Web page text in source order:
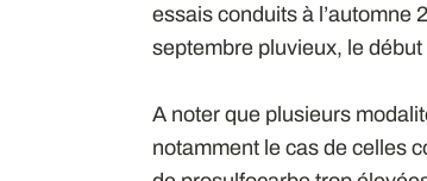
essais conduits à l’automne
septembre pluvieux, le
A noter que plusieurs
notamment le cas de celles